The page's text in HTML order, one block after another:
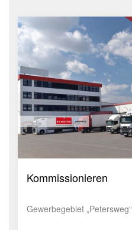
Kommissionieren
Gewerbegebiet „Petersweg“